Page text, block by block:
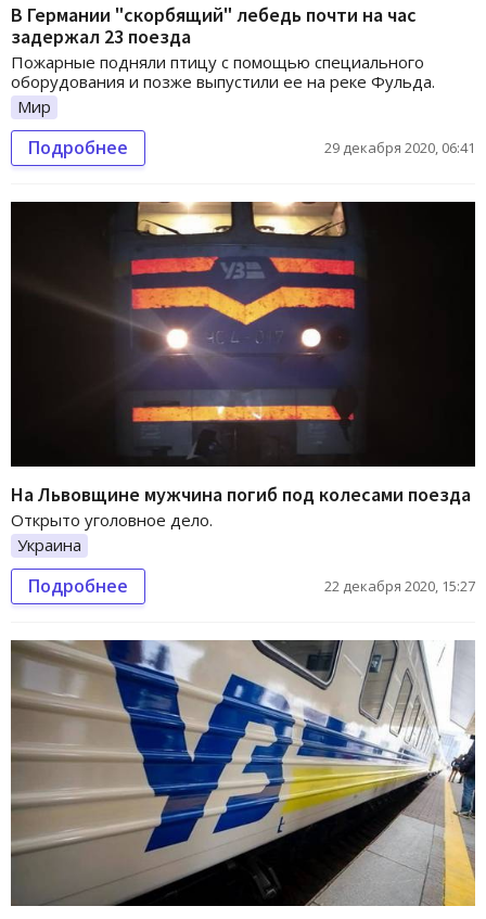
В Германии "скорбящий" лебедь почти на час
задержал 23 поезда
Пожарные подняли птицу с помощью специального
оборудования и позже выпустили ее на реке Фульда.
Мир
Подробнее 29 декабря 2020, 06:41
На Львовщине мужчина погиб под колесами поезда
Открыто уголовное дело.
Украина
Подробнее 22 декабря 2020, 15:27